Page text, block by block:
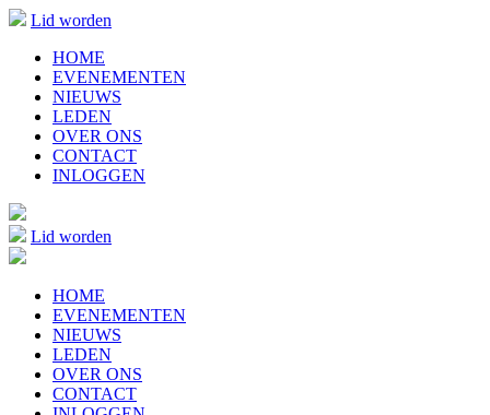
Lid worden
HOME
EVENEMENTEN
NIEUWS
LEDEN
OVER ONS
CONTACT
INLOGGEN
Lid worden
HOME
EVENEMENTEN
NIEUWS
LEDEN
OVER ONS
CONTACT